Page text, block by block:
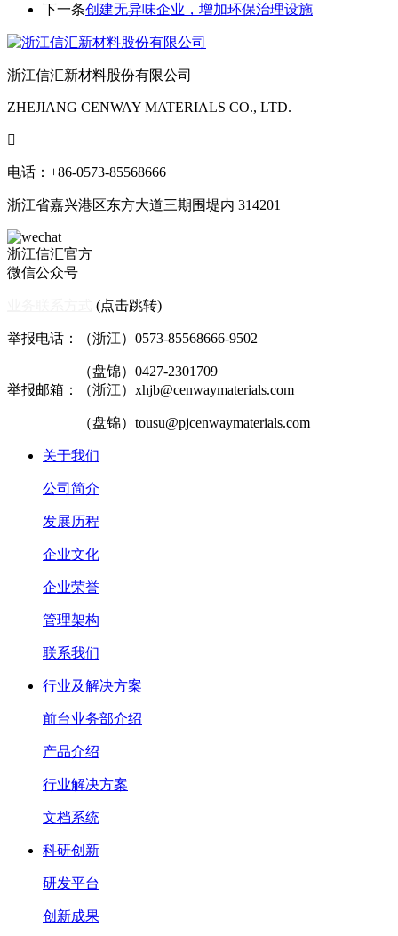
下一条创建无异味企业，增加环保治理设施
浙江信汇新材料股份有限公司
ZHEJIANG CENWAY MATERIALS CO., LTD.

电话：+86-0573-85568666
浙江省嘉兴港区东方大道三期围堤内 314201
浙江信汇官方
微信公众号
(点击跳转)
举报电话：（浙江）0573-85568666-9502
（盘锦）0427-2301709
举报邮箱：（浙江）xhjb@cenwaymaterials.com
（盘锦）tousu@pjcenwaymaterials.com
关于我们
公司简介
发展历程
企业文化
企业荣誉
管理架构
联系我们
行业及解决方案
前台业务部介绍
产品介绍
行业解决方案
文档系统
科研创新
研发平台
创新成果